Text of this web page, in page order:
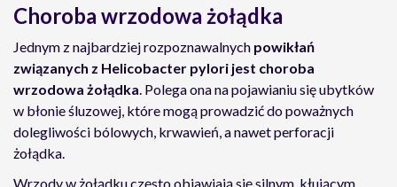
Choroba wrzodowa żołądka
Jednym z najbardziej rozpoznawalnych powikłań
związanych z Helicobacter pylori jest choroba
wrzodowa żołądka. Polega ona na pojawianiu się ubytków
w błonie śluzowej, które mogą prowadzić do poważnych
dolegliwości bólowych, krwawień, a nawet perforacji
żołądka.
Wrzody w żołądku często objawiają się silnym, kłującym